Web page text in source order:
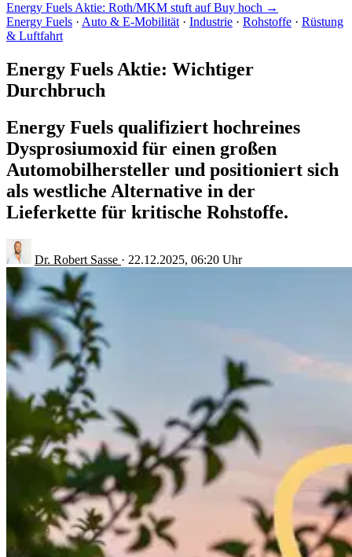
Energy Fuels Aktie: Roth/MKM stuft auf Buy hoch →
Energy Fuels · Auto & E-Mobilität · Industrie · Rohstoffe · Rüstung
& Luftfahrt
Energy Fuels Aktie: Wichtiger
Durchbruch
Energy Fuels qualifiziert hochreines
Dysprosiumoxid für einen großen
Automobilhersteller und positioniert sich
als westliche Alternative in der
Lieferkette für kritische Rohstoffe.
Dr. Robert Sasse · 22.12.2025, 06:20 Uhr